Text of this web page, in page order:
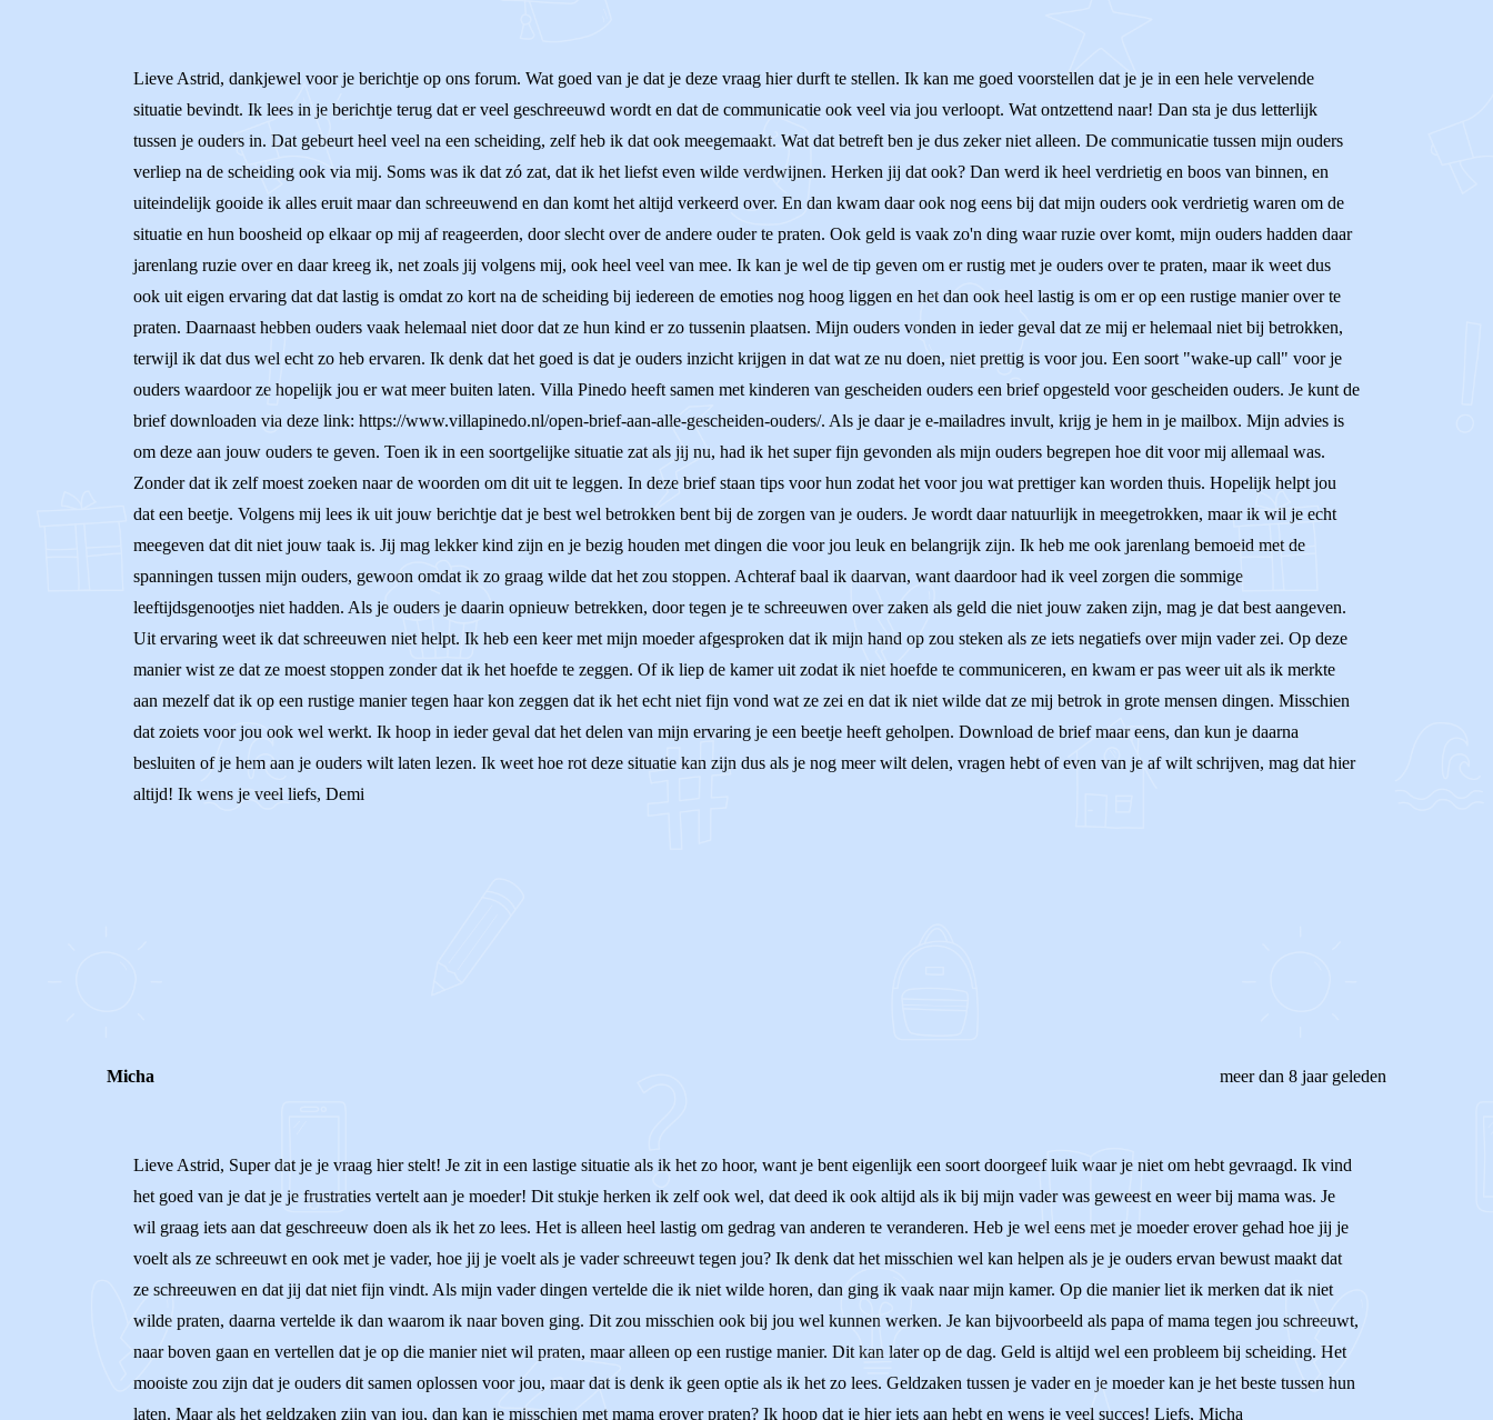
Lieve Astrid, dankjewel voor je berichtje op ons forum. Wat goed van je dat je deze vraag hier durft te stellen. Ik kan me goed voorstellen dat je je in een hele vervelende
situatie bevindt. Ik lees in je berichtje terug dat er veel geschreeuwd wordt en dat de communicatie ook veel via jou verloopt. Wat ontzettend naar! Dan sta je dus letterlijk
tussen je ouders in. Dat gebeurt heel veel na een scheiding, zelf heb ik dat ook meegemaakt. Wat dat betreft ben je dus zeker niet alleen. De communicatie tussen mijn ouders
verliep na de scheiding ook via mij. Soms was ik dat zó zat, dat ik het liefst even wilde verdwijnen. Herken jij dat ook? Dan werd ik heel verdrietig en boos van binnen, en
uiteindelijk gooide ik alles eruit maar dan schreeuwend en dan komt het altijd verkeerd over. En dan kwam daar ook nog eens bij dat mijn ouders ook verdrietig waren om de
situatie en hun boosheid op elkaar op mij af reageerden, door slecht over de andere ouder te praten. Ook geld is vaak zo'n ding waar ruzie over komt, mijn ouders hadden daar
jarenlang ruzie over en daar kreeg ik, net zoals jij volgens mij, ook heel veel van mee. Ik kan je wel de tip geven om er rustig met je ouders over te praten, maar ik weet dus
ook uit eigen ervaring dat dat lastig is omdat zo kort na de scheiding bij iedereen de emoties nog hoog liggen en het dan ook heel lastig is om er op een rustige manier over te
praten. Daarnaast hebben ouders vaak helemaal niet door dat ze hun kind er zo tussenin plaatsen. Mijn ouders vonden in ieder geval dat ze mij er helemaal niet bij betrokken,
terwijl ik dat dus wel echt zo heb ervaren. Ik denk dat het goed is dat je ouders inzicht krijgen in dat wat ze nu doen, niet prettig is voor jou. Een soort "wake-up call" voor je
ouders waardoor ze hopelijk jou er wat meer buiten laten. Villa Pinedo heeft samen met kinderen van gescheiden ouders een brief opgesteld voor gescheiden ouders. Je kunt de
brief downloaden via deze link: https://www.villapinedo.nl/open-brief-aan-alle-gescheiden-ouders/. Als je daar je e-mailadres invult, krijg je hem in je mailbox. Mijn advies is
om deze aan jouw ouders te geven. Toen ik in een soortgelijke situatie zat als jij nu, had ik het super fijn gevonden als mijn ouders begrepen hoe dit voor mij allemaal was.
Zonder dat ik zelf moest zoeken naar de woorden om dit uit te leggen. In deze brief staan tips voor hun zodat het voor jou wat prettiger kan worden thuis. Hopelijk helpt jou
dat een beetje. Volgens mij lees ik uit jouw berichtje dat je best wel betrokken bent bij de zorgen van je ouders. Je wordt daar natuurlijk in meegetrokken, maar ik wil je echt
meegeven dat dit niet jouw taak is. Jij mag lekker kind zijn en je bezig houden met dingen die voor jou leuk en belangrijk zijn. Ik heb me ook jarenlang bemoeid met de
spanningen tussen mijn ouders, gewoon omdat ik zo graag wilde dat het zou stoppen. Achteraf baal ik daarvan, want daardoor had ik veel zorgen die sommige
leeftijdsgenootjes niet hadden. Als je ouders je daarin opnieuw betrekken, door tegen je te schreeuwen over zaken als geld die niet jouw zaken zijn, mag je dat best aangeven.
Uit ervaring weet ik dat schreeuwen niet helpt. Ik heb een keer met mijn moeder afgesproken dat ik mijn hand op zou steken als ze iets negatiefs over mijn vader zei. Op deze
manier wist ze dat ze moest stoppen zonder dat ik het hoefde te zeggen. Of ik liep de kamer uit zodat ik niet hoefde te communiceren, en kwam er pas weer uit als ik merkte
aan mezelf dat ik op een rustige manier tegen haar kon zeggen dat ik het echt niet fijn vond wat ze zei en dat ik niet wilde dat ze mij betrok in grote mensen dingen. Misschien
dat zoiets voor jou ook wel werkt. Ik hoop in ieder geval dat het delen van mijn ervaring je een beetje heeft geholpen. Download de brief maar eens, dan kun je daarna
besluiten of je hem aan je ouders wilt laten lezen. Ik weet hoe rot deze situatie kan zijn dus als je nog meer wilt delen, vragen hebt of even van je af wilt schrijven, mag dat hier
altijd! Ik wens je veel liefs, Demi
Micha meer dan 8 jaar geleden
Lieve Astrid, Super dat je je vraag hier stelt! Je zit in een lastige situatie als ik het zo hoor, want je bent eigenlijk een soort doorgeef luik waar je niet om hebt gevraagd. Ik vind
het goed van je dat je je frustraties vertelt aan je moeder! Dit stukje herken ik zelf ook wel, dat deed ik ook altijd als ik bij mijn vader was geweest en weer bij mama was. Je
wil graag iets aan dat geschreeuw doen als ik het zo lees. Het is alleen heel lastig om gedrag van anderen te veranderen. Heb je wel eens met je moeder erover gehad hoe jij je
voelt als ze schreeuwt en ook met je vader, hoe jij je voelt als je vader schreeuwt tegen jou? Ik denk dat het misschien wel kan helpen als je je ouders ervan bewust maakt dat
ze schreeuwen en dat jij dat niet fijn vindt. Als mijn vader dingen vertelde die ik niet wilde horen, dan ging ik vaak naar mijn kamer. Op die manier liet ik merken dat ik niet
wilde praten, daarna vertelde ik dan waarom ik naar boven ging. Dit zou misschien ook bij jou wel kunnen werken. Je kan bijvoorbeeld als papa of mama tegen jou schreeuwt,
naar boven gaan en vertellen dat je op die manier niet wil praten, maar alleen op een rustige manier. Dit kan later op de dag. Geld is altijd wel een probleem bij scheiding. Het
mooiste zou zijn dat je ouders dit samen oplossen voor jou, maar dat is denk ik geen optie als ik het zo lees. Geldzaken tussen je vader en je moeder kan je het beste tussen hun
laten. Maar als het geldzaken zijn van jou, dan kan je misschien met mama erover praten? Ik hoop dat je hier iets aan hebt en wens je veel succes! Liefs, Micha